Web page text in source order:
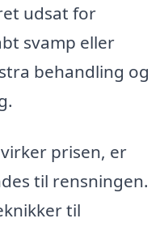
udsat for
svamp eller
behandling og
prisen, er
til rensningen.
til